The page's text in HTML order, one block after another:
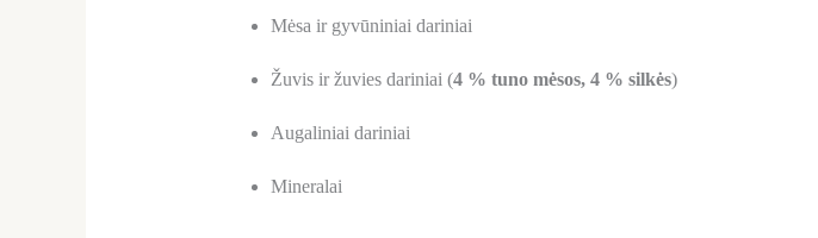
Mėsa ir gyvūniniai dariniai
Žuvis ir žuvies dariniai (4 % tuno mėsos, 4 % silkės)
Augaliniai dariniai
Mineralai